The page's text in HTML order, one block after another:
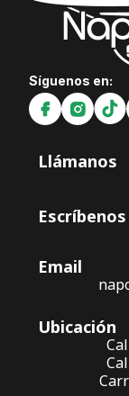
Síguenos en:
Llámanos
Email
Ubicación